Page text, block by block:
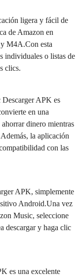
ligera y fácil de
de Amazon en
M4A.Con esta
individuales o listas de
clics.
Descarger APK es
en una
dinero mientras
la aplicación
con las
APK, simplemente
Android.Una vez
Music, seleccione
descargar y haga clic
es una excelente